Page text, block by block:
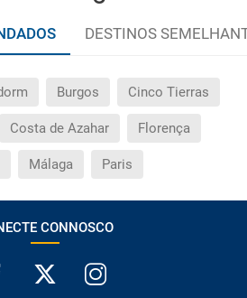
DESTINOS
Burgos Cinco Tierras
Costa de Azahar Florença
Málaga Paris
CONNOSCO